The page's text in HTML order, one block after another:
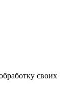
своих